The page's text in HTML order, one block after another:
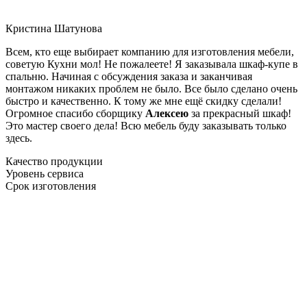
Кристина Шатунова
Всем, кто еще выбирает компанию для изготовления мебели,
советую Кухни мол! Не пожалеете! Я заказывала шкаф-купе в
спальню. Начиная с обсуждения заказа и заканчивая
монтажом никаких проблем не было. Все было сделано очень
быстро и качественно. К тому же мне ещё скидку сделали!
Огромное спасибо сборщику Алексею за прекрасный шкаф!
Это мастер своего дела! Всю мебель буду заказывать только
здесь.
Качество продукции
Уровень сервиса
Срок изготовления